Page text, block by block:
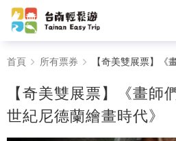
【奇
美
雙
首頁 所有票券
【奇美雙展票】《畫師
世紀尼德蘭繪畫時代》